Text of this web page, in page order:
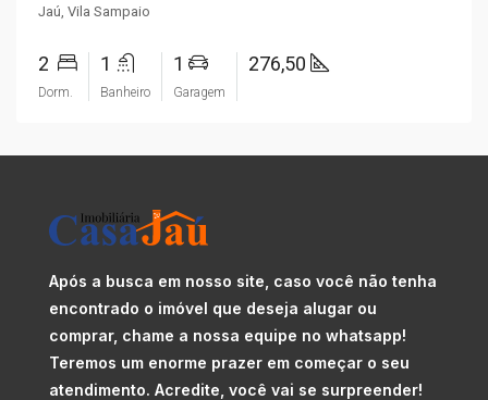
Jaú, Vila Sampaio
2
Dorm.
1
Banheiro
1
Garagem
276,50
Após a busca em nosso site, caso você não tenha
encontrado o imóvel que deseja alugar ou
comprar, chame a nossa equipe no whatsapp!
Teremos um enorme prazer em começar o seu
atendimento. Acredite, você vai se surpreender!